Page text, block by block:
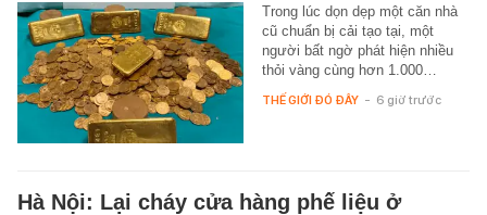
Trong lúc dọn dẹp một căn nhà
cũ chuẩn bị cải tạo tại, một
người bất ngờ phát hiện nhiều
thỏi vàng cùng hơn 1.000…
THẾ GIỚI ĐÓ ĐÂY - 6 giờ trước
Hà Nội: Lại cháy cửa hàng phế liệu ở